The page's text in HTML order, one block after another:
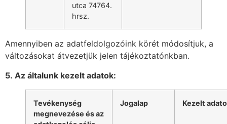
utca 74764.
hrsz.
Amennyiben az adatfeldolgozóink körét módosítjuk, a
változásokat átvezetjük jelen tájékoztatónkban.
5. Az általunk kezelt adatok:
Tevékenység
megnevezése és az
Jogalap Kezelt